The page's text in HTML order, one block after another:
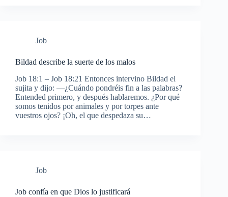
Job
Bildad describe la suerte de los malos
Job 18:1 – Job 18:21 Entonces intervino Bildad el
sujita y dijo: —¿Cuándo pondréis fin a las palabras?
Entended primero, y después hablaremos. ¿Por qué
somos tenidos por animales y por torpes ante
vuestros ojos? ¡Oh, el que despedaza su…
Job
Job confía en que Dios lo justificará